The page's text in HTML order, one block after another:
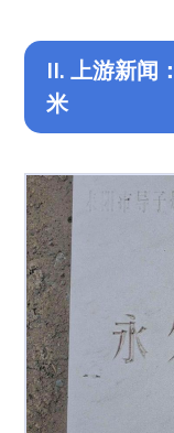
II. 上游新闻
米